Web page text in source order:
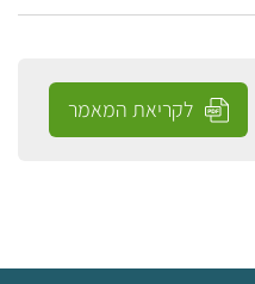
לקריאת המאמר